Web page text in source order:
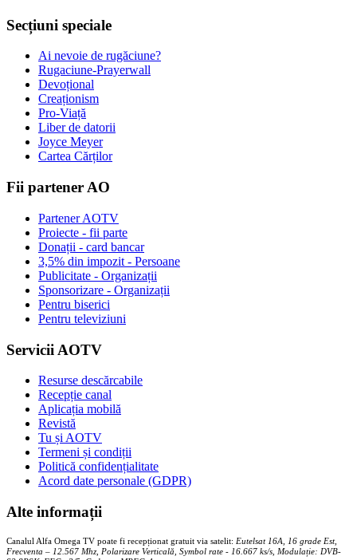
Secțiuni speciale
Ai nevoie de rugăciune?
Rugaciune-Prayerwall
Devoțional
Creaționism
Pro-Viață
Liber de datorii
Joyce Meyer
Cartea Cărților
Fii partener AO
Partener AOTV
Proiecte - fii parte
Donații - card bancar
3,5% din impozit - Persoane
Publicitate - Organizații
Sponsorizare - Organizații
Pentru biserici
Pentru televiziuni
Servicii AOTV
Resurse descărcabile
Recepție canal
Aplicația mobilă
Revistă
Tu și AOTV
Termeni și condiții
Politică confidențialitate
Acord date personale (GDPR)
Alte informații
Canalul Alfa Omega TV poate fi recepționat gratuit via satelit: Eutelsat 16A, 16 grade Est,
Frecventa – 12.567 Mhz, Polarizare Verticală, Symbol rate - 16.667 ks/s, Modulație: DVB-